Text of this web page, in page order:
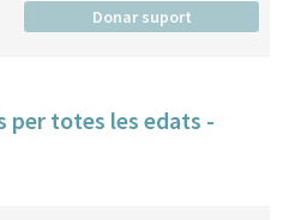
Donar suport
per totes les edats -